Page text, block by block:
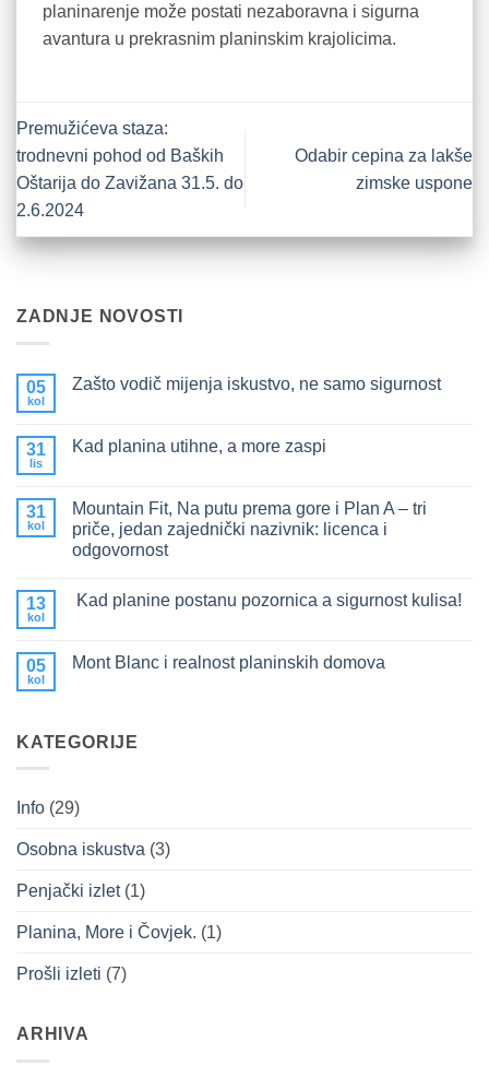
planinarenje može postati nezaboravna i sigurna
avantura u prekrasnim planinskim krajolicima.
Premužićeva staza:
trodnevni pohod od Baških
Oštarija do Zavižana 31.5. do
2.6.2024
Odabir cepina za lakše
zimske uspone
ZADNJE NOVOSTI
05
kol
Zašto vodič mijenja iskustvo, ne samo sigurnost
Zašto
ne
samo
sigurnost
31
lis
Kad planina utihne, a more zaspi
Kad
planina
utihne,
a
31
kol
Mountain Fit, Na putu prema gore i Plan A – tri
priče, jedan zajednički nazivnik: licenca i
odgovornost
na
Mountain
putu
prema
–
zajednički
nazivnik:
odgovornost
13
kol
Kad planine postanu pozornica a sigurnost kulisa!
Kad
sigurnost
kulisa!
05
kol
Mont Blanc i realnost planinskih domova
Blanc
KATEGORIJE
Info (29)
Osobna iskustva (3)
Penjački izlet(1)
Planina, More i Čovjek. (1)
Prošli izleti (7)
ARHIVA